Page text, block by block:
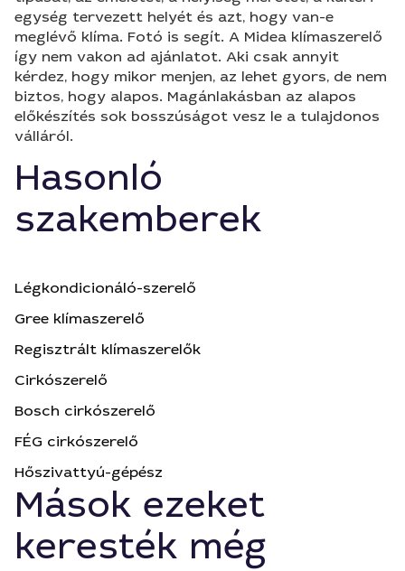
egység tervezett helyét és azt, hogy van-e
meglévő klíma. Fotó is segít. A Midea klímaszerelő
így nem vakon ad ajánlatot. Aki csak annyit
kérdez, hogy mikor menjen, az lehet gyors, de nem
biztos, hogy alapos. Magánlakásban az alapos
előkészítés sok bosszúságot vesz le a tulajdonos
válláról.
Hasonló
szakemberek
Légkondicionáló-szerelő
Gree klímaszerelő
Regisztrált klímaszerelők
Cirkószerelő
Bosch cirkószerelő
FÉG cirkószerelő
Hőszivattyú-gépész
Mások ezeket
keresték még